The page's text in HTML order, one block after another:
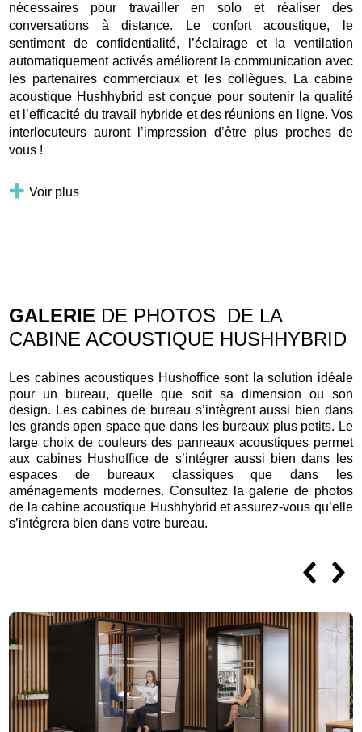
nécessaires pour travailler en solo et réaliser des
conversations à distance. Le confort acoustique, le
sentiment de confidentialité, l’éclairage et la ventilation
automatiquement activés améliorent la communication avec
les partenaires commerciaux et les collègues. La cabine
acoustique Hushhybrid est conçue pour soutenir la qualité
et l’efficacité du travail hybride et des réunions en ligne. Vos
interlocuteurs auront l’impression d’être plus proches de
vous !
Voir plus
GALERIE DE PHOTOS DE LA
CABINE ACOUSTIQUE HUSHHYBRID
Les cabines acoustiques Hushoffice sont la solution idéale
pour un bureau, quelle que soit sa dimension ou son
design. Les cabines de bureau s’intègrent aussi bien dans
les grands open space que dans les bureaux plus petits. Le
large choix de couleurs des panneaux acoustiques permet
aux cabines Hushoffice de s’intégrer aussi bien dans les
espaces de bureaux classiques que dans les
aménagements modernes. Consultez la galerie de photos
de la cabine acoustique Hushhybrid et assurez-vous qu’elle
s’intégrera bien dans votre bureau.